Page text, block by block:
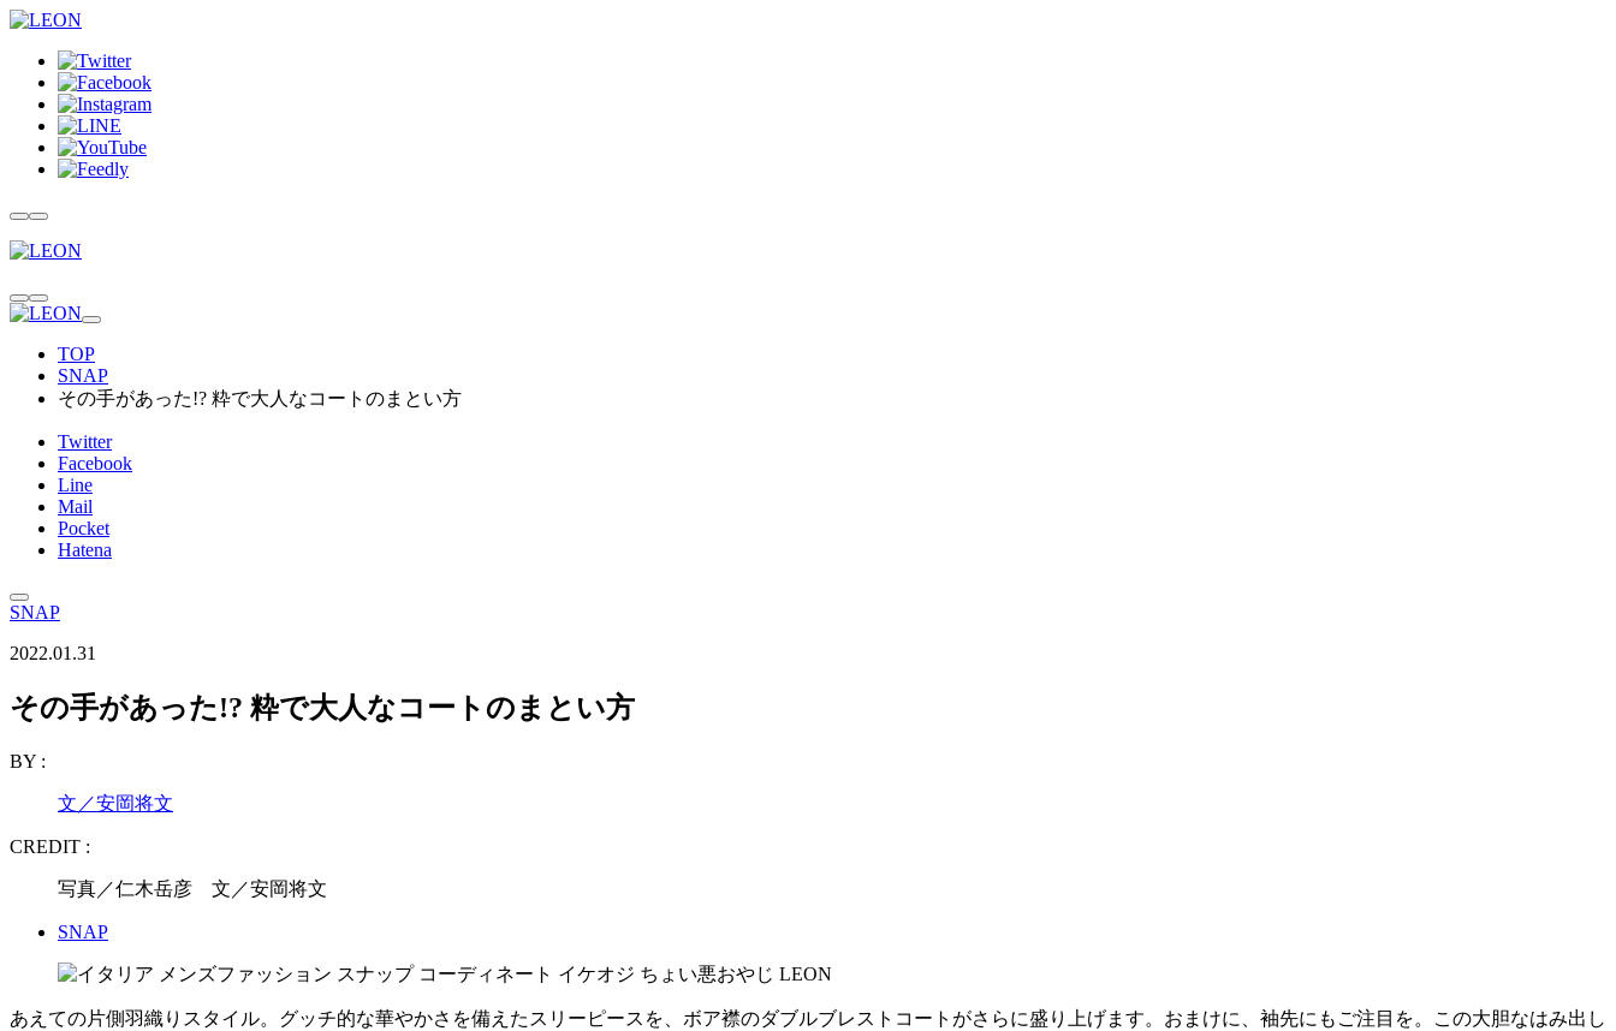
TOP
SNAP
その手があった!? 粋で大人なコートのまとい方
Twitter
Facebook
Line
Mail
Pocket
Hatena
SNAP
2022.01.31
その手があった!? 粋で大人なコートのまとい方
BY :
文／安岡将文
CREDIT :
写真／仁木岳彦 文／安岡将文
SNAP
あえての片側羽織りスタイル。グッチ的な華やかさを備えたスリーピースを、ボア襟のダブルブレストコートがさらに盛り上げます。おまけに、袖先にもご注目を。この大胆なはみ出し